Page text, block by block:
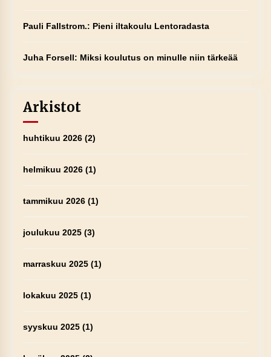
Pauli Fallstrom.: Pieni iltakoulu Lentoradasta
Juha Forsell: Miksi koulutus on minulle niin tärkeää
Arkistot
huhtikuu 2026(2)
helmikuu 2026(1)
tammikuu 2026(1)
joulukuu 2025(3)
marraskuu 2025(1)
lokakuu 2025(1)
syyskuu 2025(1)